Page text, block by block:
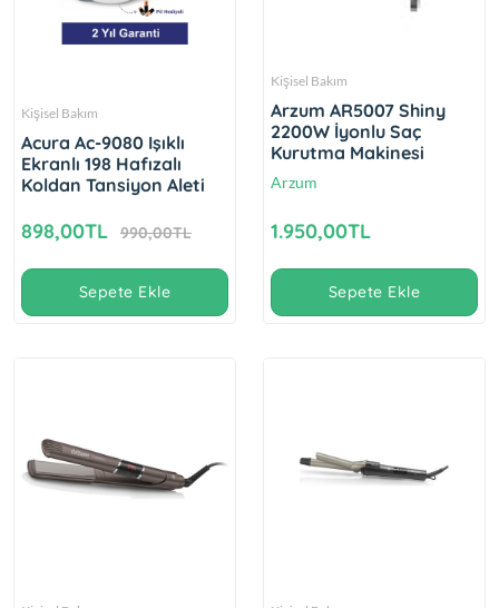
Kişisel Bakım
Acura Ac-9080 Işıklı
Ekranlı 198 Hafızalı
Koldan Tansiyon Aleti
898,00TL 990,00TL
Sepete Ekle
Kişisel Bakım
Arzum AR5007 Shiny
2200W İyonlu Saç
Kurutma Makinesi
Arzum
1.950,00TL
Sepete Ekle